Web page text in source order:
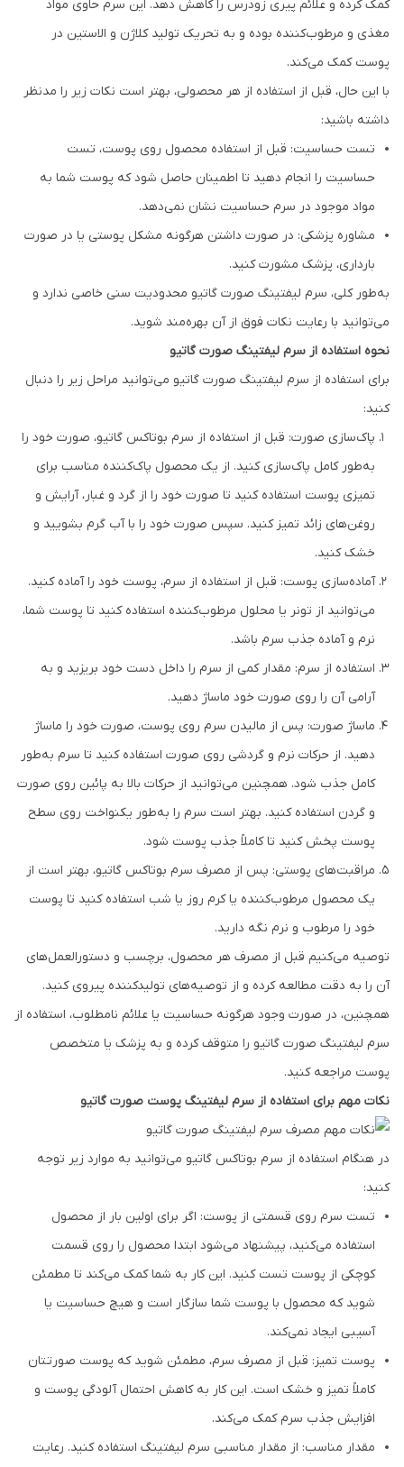
کمک کرده و علائم پیری زودرس را کاهش دهد. این سرم‌ حاوی مواد
مغذی و مرطوب‌کننده بوده و به تحریک تولید کلاژن و الاستین در
پوست کمک می‌کند.
با این حال، قبل از استفاده از هر محصولی، بهتر است نکات زیر را مدنظر
داشته باشید:
تست حساسیت: قبل از استفاده محصول روی پوست، تست
حساسیت را انجام دهید تا اطمینان حاصل شود که پوست شما به
مواد موجود در سرم حساسیت نشان نمی‌دهد.
مشاوره پزشکی: در صورت داشتن هرگونه مشکل پوستی یا در صورت
بارداری، پزشک مشورت کنید.
به‌طور کلی، سرم ليفتينگ صورت گاتیو محدودیت سنی خاصی ندارد و
می‌توانید با رعایت نکات فوق از آن بهره‌مند شوید.
نحوه استفاده از سرم ليفتينگ صورت گاتیو
برای استفاده از سرم ليفتينگ صورت گاتیو می‌توانید مراحل زیر را دنبال
کنید:
پاک‌سازی صورت: قبل از استفاده از سرم بوتاکس گاتیو، صورت خود را
به‌طور کامل پاک‌سازی کنید. از یک محصول پاک‌کننده مناسب برای
تمیزی پوست استفاده کنید تا صورت خود را از گرد و غبار، آرایش و
روغن‌های زائد تمیز کنید. سپس صورت خود را با آب گرم بشویید و
خشک کنید.
آماده‌سازی پوست: قبل از استفاده از سرم، پوست خود را آماده کنید.
می‌توانید از تونر یا محلول مرطوب‌کننده استفاده کنید تا پوست شما،
نرم و آماده جذب سرم باشد.
استفاده از سرم: مقدار کمی از سرم را داخل دست خود بریزید و به
آرامی آن را روی صورت خود ماساژ دهید.
ماساژ صورت: پس از مالیدن سرم روی پوست، صورت خود را ماساژ
دهید. از حرکات نرم و گردشی روی صورت استفاده کنید تا سرم به‌طور
کامل جذب شود. همچنین می‌توانید از حرکات بالا به پائین روی صورت
و گردن استفاده کنید. بهتر است سرم را به‌طور یکنواخت روی سطح
پوست پخش کنید تا کاملاً جذب پوست شود.
مراقبت‌های پوستی: پس از مصرف سرم بوتاکس گاتیو، بهتر است از
یک محصول مرطوب‌کننده یا کرم روز یا شب استفاده کنید تا پوست
خود را مرطوب و نرم نگه دارید.
توصیه می‌کنیم قبل از مصرف هر محصول، برچسب و دستورالعمل‌های
آن را به دقت مطالعه کرده و از توصیه‌های تولیدکننده پیروی کنید.
همچنین، در صورت وجود هرگونه حساسیت یا علائم نامطلوب، استفاده از
سرم ليفتينگ صورت گاتیو را متوقف کرده و به پزشک یا متخصص
پوست مراجعه کنید.
نکات مهم برای استفاده از سرم ليفتينگ پوست صورت گاتیو
در هنگام استفاده از سرم بوتاکس گاتیو می‌توانید به موارد زیر توجه
کنید:
تست سرم روی قسمتی از پوست: اگر برای اولین بار از محصول
استفاده می‌کنید، پیشنهاد می‌شود ابتدا محصول را روی قسمت
کوچکی از پوست تست کنید. این کار به شما کمک می‌کند تا مطمئن
شوید که محصول با پوست شما سازگار است و هیچ حساسیت یا
آسیبی ایجاد نمی‌کند.
پوست تمیز: قبل از مصرف سرم، مطمئن شوید که پوست صورتتان
کاملاً تمیز و خشک است. این کار به کاهش احتمال آلودگی پوست و
افزایش جذب سرم کمک می‌کند.
مقدار مناسب: از مقدار مناسبی سرم لیفتینگ استفاده کنید. رعایت